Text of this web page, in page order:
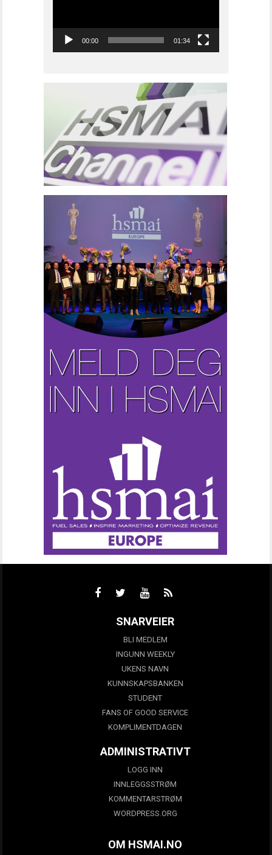
00:00 01:34
SNARVEIER
BLI MEDLEM
INGUNN WEEKLY
UKENS NAVN
KUNNSKAPSBANKEN
STUDENT
FANS OF GOOD SERVICE
KOMPLIMENTDAGEN
ADMINISTRATIVT
LOGG INN
INNLEGGSSTRØM
KOMMENTARSTRØM
WORDPRESS.ORG
OM HSMAI.NO